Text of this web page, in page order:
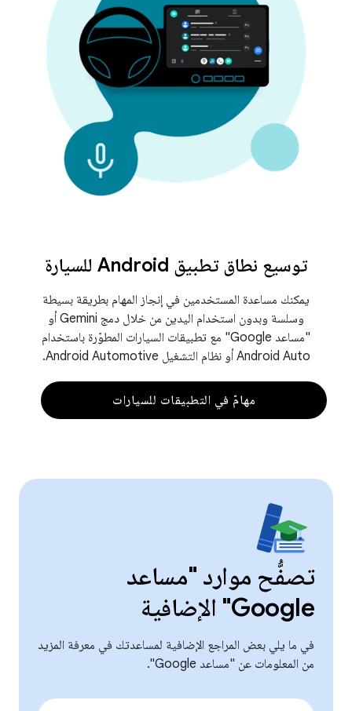
توسيع نطاق تطبيق Android للسيارة
يمكنك مساعدة المستخدمين في إنجاز المهام بطريقة بسيطة
وسلسة وبدون استخدام اليدين من خلال دمج Gemini أو
"مساعد Google" مع تطبيقات السيارات المطوّرة باستخدام
Android Auto أو نظام التشغيل Android Automotive.
مهامّ في التطبيقات للسيارات
تصفُّح موارد "مساعد
Google" الإضافية
في ما يلي بعض المراجع الإضافية لمساعدتك في معرفة المزيد
من المعلومات عن "مساعد Google".